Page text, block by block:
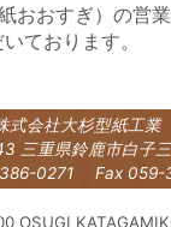
おおすぎ）の営
ております。
式会社大杉型紙工業
三重県鈴鹿市白子
0271 Fax 059-
OSUGI